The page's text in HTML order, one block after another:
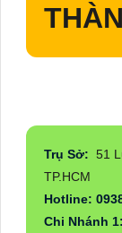
Trụ Sở: 51
TP.HCM
Hotline:
Chi Nhánh 1: